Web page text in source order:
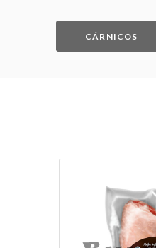
CÁRNICOS